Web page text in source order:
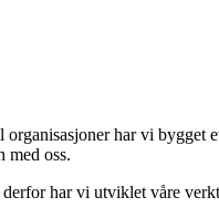
har vi
med oss.
har vi utviklet våre